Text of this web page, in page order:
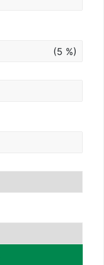
(5 %)